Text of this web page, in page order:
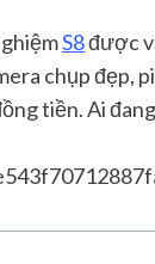
S8được
chụp đẹp,
tiền. Ai